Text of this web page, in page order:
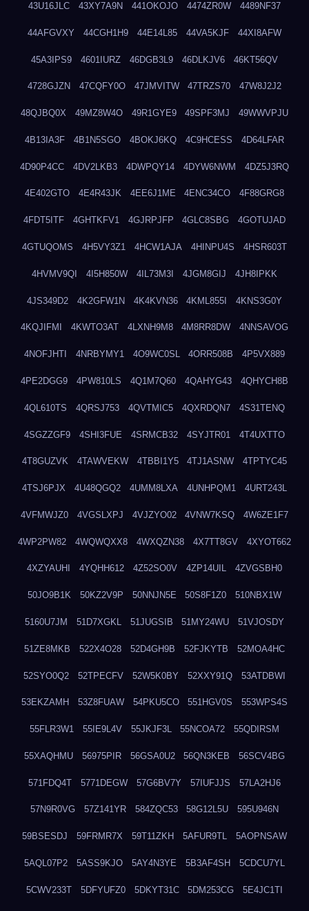
43U16JLC 43XY7A9N 441OKOJO 4474ZR0W 4489NF37
44AFGVXY 44CGH1H9 44E14L85 44VA5KJF 44XI8AFW
45A3IPS9 4601IURZ 46DGB3L9 46DLKJV6 46KT56QV
4728GJZN 47CQFY0O 47JMVITW 47TRZS70 47W8J2J2
48QJBQ0X 49MZ8W4O 49R1GYE9 49SPF3MJ 49WWVPJU
4B13IA3F 4B1N5SGO 4BOKJ6KQ 4C9HCESS 4D64LFAR
4D90P4CC 4DV2LKB3 4DWPQY14 4DYW6NWM 4DZ5J3RQ
4E402GTO 4E4R43JK 4EE6J1ME 4ENC34CO 4F88GRG8
4FDT5ITF 4GHTKFV1 4GJRPJFP 4GLC8SBG 4GOTUJAD
4GTUQOMS 4H5VY3Z1 4HCW1AJA 4HINPU4S 4HSR603T
4HVMV9QI 4I5H850W 4IL73M3I 4JGM8GIJ 4JH8IPKK
4JS349D2 4K2GFW1N 4K4KVN36 4KML855I 4KNS3G0Y
4KQJIFMI 4KWTO3AT 4LXNH9M8 4M8RR8DW 4NNSAVOG
4NOFJHTI 4NRBYMY1 4O9WC0SL 4ORR508B 4P5VX889
4PE2DGG9 4PW810LS 4Q1M7Q60 4QAHYG43 4QHYCH8B
4QL610TS 4QRSJ753 4QVTMIC5 4QXRDQN7 4S31TENQ
4SGZZGF9 4SHI3FUE 4SRMCB32 4SYJTR01 4T4UXTTO
4T8GUZVK 4TAWVEKW 4TBBI1Y5 4TJ1ASNW 4TPTYC45
4TSJ6PJX 4U48QGQ2 4UMM8LXA 4UNHPQM1 4URT243L
4VFMWJZ0 4VGSLXPJ 4VJZYO02 4VNW7KSQ 4W6ZE1F7
4WP2PW82 4WQWQXX8 4WXQZN38 4X7TT8GV 4XYOT662
4XZYAUHI 4YQHH612 4Z52SO0V 4ZP14UIL 4ZVGSBH0
50JO9B1K 50KZ2V9P 50NNJN5E 50S8F1Z0 510NBX1W
5160U7JM 51D7XGKL 51JUGSIB 51MY24WU 51VJOSDY
51ZE8MKB 522X4O28 52D4GH9B 52FJKYTB 52MOA4HC
52SYO0Q2 52TPECFV 52W5K0BY 52XXY91Q 53ATDBWI
53EKZAMH 53Z8FUAW 54PKU5CO 551HGV0S 553WPS4S
55FLR3W1 55IE9L4V 55JKJF3L 55NCOA72 55QDIRSM
55XAQHMU 56975PIR 56GSA0U2 56QN3KEB 56SCV4BG
571FDQ4T 5771DEGW 57G6BV7Y 57IUFJJS 57LA2HJ6
57N9R0VG 57Z141YR 584ZQC53 58G12L5U 595U946N
59BSESDJ 59FRMR7X 59T11ZKH 5AFUR9TL 5AOPNSAW
5AQL07P2 5ASS9KJO 5AY4N3YE 5B3AF4SH 5CDCU7YL
5CWV233T 5DFYUFZ0 5DKYT31C 5DM253CG 5E4JC1TI